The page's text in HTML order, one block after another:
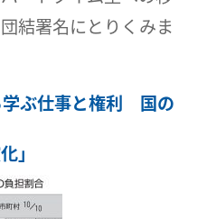
結署名にとりくみま
ぶ仕事と権利 国の
」